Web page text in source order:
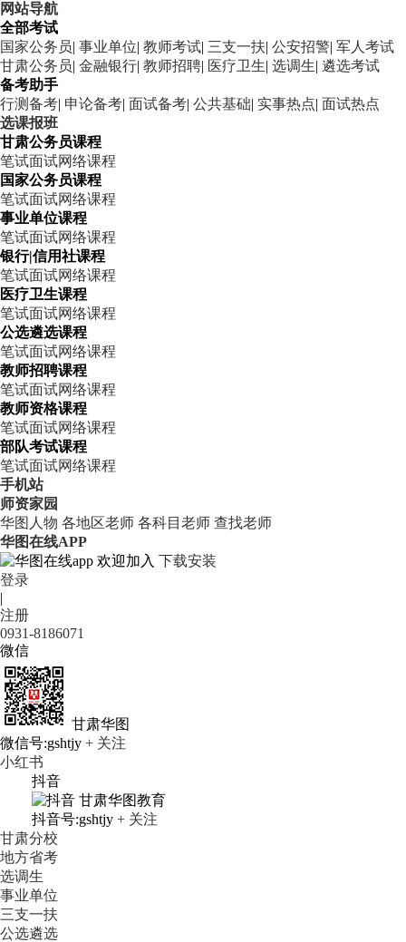
网站导航
全部考试
国家公务员| 事业单位| 教师考试| 三支一扶| 公安招警| 军人考试
甘肃公务员| 金融银行| 教师招聘| 医疗卫生| 选调生| 遴选考试
备考助手
行测备考| 申论备考| 面试备考| 公共基础| 实事热点| 面试热点
选课报班
甘肃公务员课程
笔试面试网络课程
国家公务员课程
笔试面试网络课程
事业单位课程
笔试面试网络课程
银行|信用社课程
笔试面试网络课程
医疗卫生课程
笔试面试网络课程
公选遴选课程
笔试面试网络课程
教师招聘课程
笔试面试网络课程
教师资格课程
笔试面试网络课程
部队考试课程
笔试面试网络课程
手机站
师资家园
华图人物 各地区老师 各科目老师 查找老师
华图在线APP
欢迎加入 下载安装
登录
|
注册
0931-8186071
微信
甘肃华图
微信号:gshtjy + 关注
小红书
抖音
甘肃华图教育
抖音号:gshtjy + 关注
甘肃分校
地方省考
选调生
事业单位
三支一扶
公选遴选